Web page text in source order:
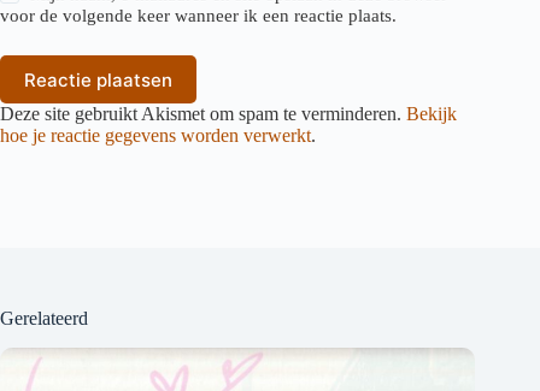
voor de volgende keer wanneer ik een reactie plaats.
Reactie plaatsen
Deze site gebruikt Akismet om spam te verminderen. Bekijk
hoe je reactie gegevens worden verwerkt.
Gerelateerd